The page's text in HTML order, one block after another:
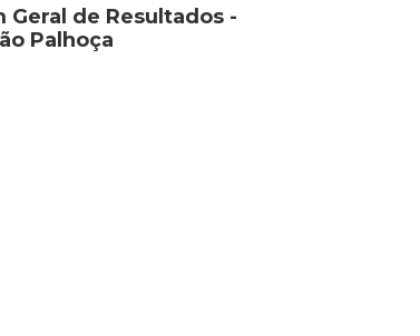
de Resultados -
Palhoça